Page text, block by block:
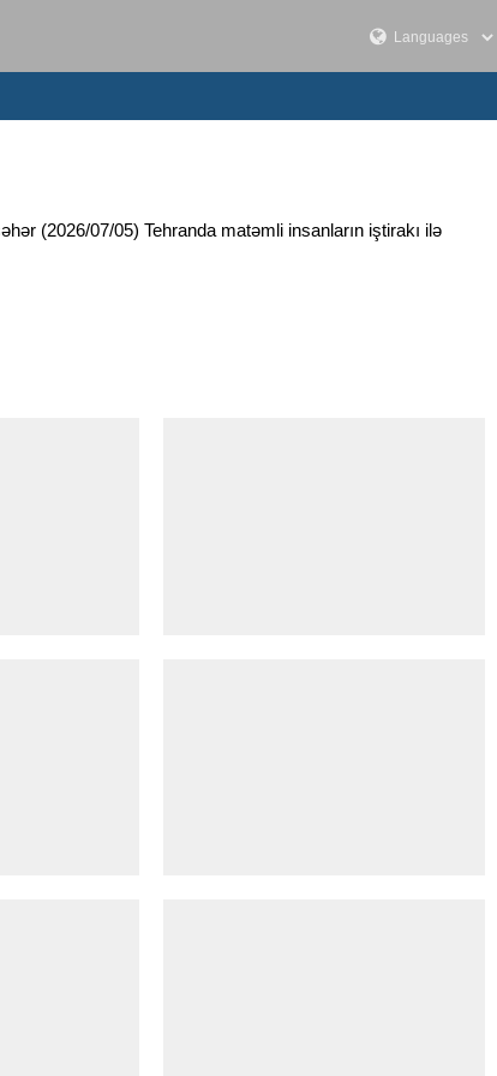
(2026/07/05) Tehranda matəmli insanların iştirakı ilə